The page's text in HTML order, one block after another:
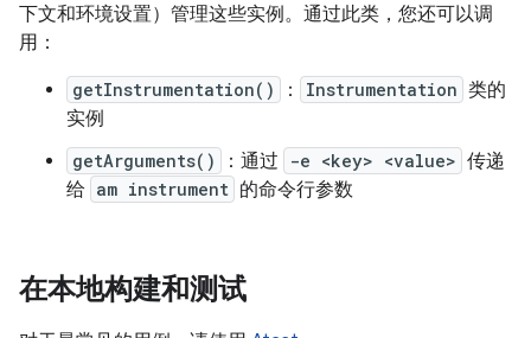
下文和环境设置）管理这些实例。通过此类，您还可以调
用：
getInstrumentation() ： Instrumentation 类的
实例
getArguments() ：通过 -e <key> <value> 传递
给 am instrument 的命令行参数
在本地构建和测试